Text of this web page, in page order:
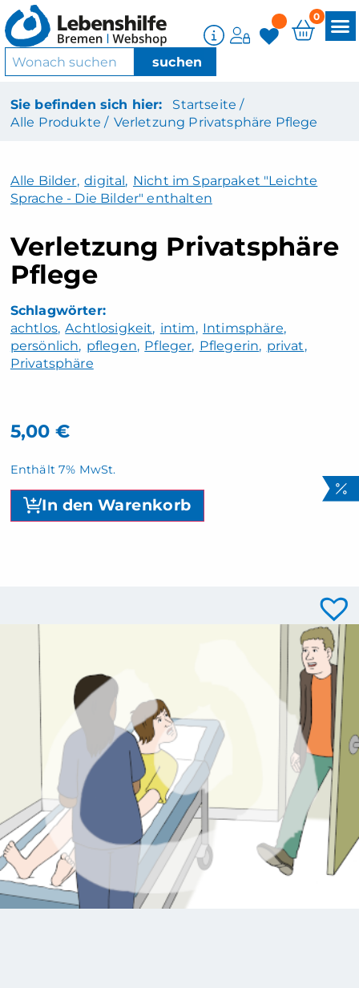
0
Sie befinden sich hier:
Startseite /
Alle Produkte / Verletzung Privatsphäre Pflege
Alle Bilder, digital, Nicht im Sparpaket "Leichte
Sprache - Die Bilder" enthalten
Verletzung Privatsphäre
Pflege
achtlos Achtlosigkeit intim Intimsphäre
persönlich pflegen Pfleger Pflegerin privat
Privatsphäre
5,00 €
Enthält 7% MwSt.
In den Warenkorb